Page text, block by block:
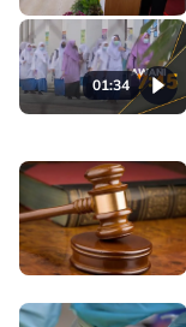
01:34